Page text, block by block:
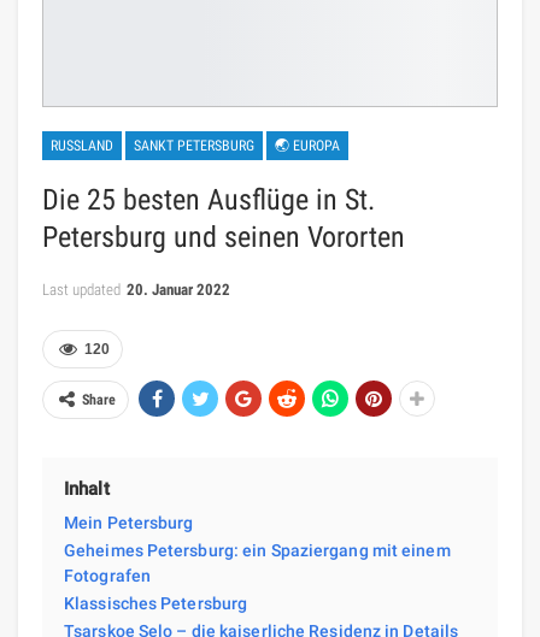
RUSSLAND SANKT PETERSBURG 🌏 EUROPA
Die 25 besten Ausflüge in St.
Petersburg und seinen Vororten
Last updated 20. Januar 2022
120
Share
Inhalt
Mein Petersburg
Geheimes Petersburg: ein Spaziergang mit einem
Fotografen
Klassisches Petersburg
Tsarskoe Selo – die kaiserliche Residenz in Details